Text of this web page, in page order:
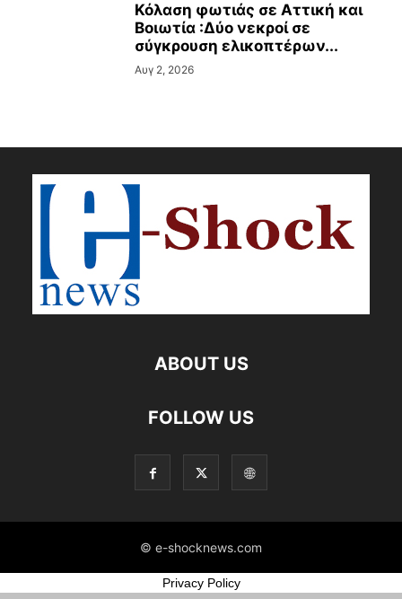
Κόλαση φωτιάς σε Αττική και
Βοιωτία :Δύο νεκροί σε
σύγκρουση ελικοπτέρων...
Αυγ 2, 2026
ABOUT US
FOLLOW US
© e-shocknews.com
Privacy Policy